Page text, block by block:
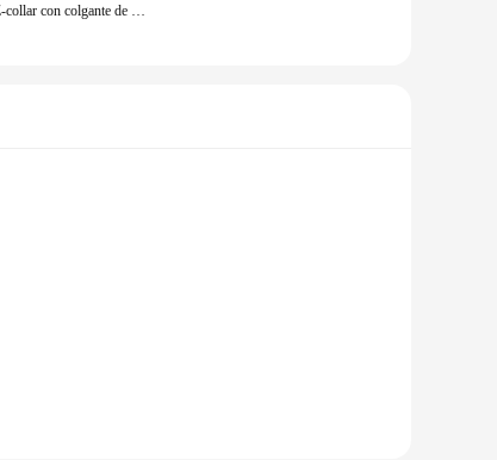
CAMAZ-collar con colgante de shungita rusa 100%, collares de shungita con cristales curativos, joyería hexagonal